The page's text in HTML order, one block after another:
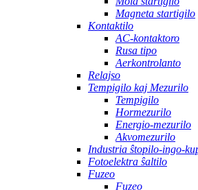
Magneta startigilo
Kontaktilo
AC-kontaktoro
Rusa tipo
Aerkontrolanto
Relajso
Tempigilo kaj Mezurilo
Tempigilo
Hormezurilo
Energio-mezurilo
Akvomezurilo
Industria ŝtopilo-ingo-
Fotoelektra ŝaltilo
Fuzeo
Fuzeo